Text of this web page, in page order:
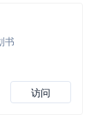
书
访问